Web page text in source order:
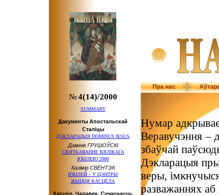
Пра нас
№4(14)/2000
SUMMARY
Дакументы Апостальскай
Сталіцы
ДЭКЛАРАЦЫЯ DOMINUS IESUS
Дамінік ГРУШОЎСКІ
СВЯТКАВАННЕ ВЯЛІКАГА
ЮБІЛЕЮ 2000
Казімір СВЁНТЭК
ЮБІЛЕЙ – У ЦЭНТРЫ
ЖЫЦЦЯ КАСЦЁЛА
Касцёл. Чалавек. Сучаснасць
Нумар
Веравучэння –
збаўчай
Дэкларацыя
веры,
разважаннях аб